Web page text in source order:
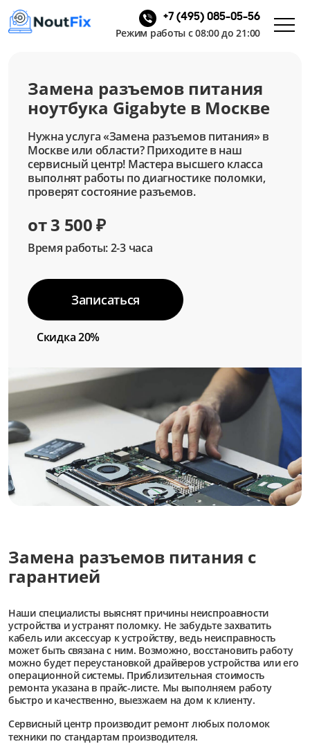
+7 (495) 085-05-56
Режим работы с 08:00 до 21:00
Замена разъемов питания
ноутбука Gigabyte в Москве
Нужна услуга «Замена разъемов питания» в
Москве или области? Приходите в наш
сервисный центр! Мастера высшего класса
выполнят работы по диагностике поломки,
проверят состояние разъемов.
от 3 500 ₽
Время работы: 2-3 часа
Записаться
Скидка 20%
Замена разъемов питания с
гарантией
Наши специалисты выяснят причины неиспроавности
устройства и устранят поломку. Не забудьте захватить
кабель или аксессуар к устройству, ведь неисправность
может быть связана с ним. Возможно, восстановить работу
можно будет переустановкой драйверов устройства или его
операционной системы. Приблизительная стоимость
ремонта указана в прайс-листе. Мы выполняем работу
быстро и качественно, выезжаем на дом к клиенту.
Сервисный центр производит ремонт любых поломок
техники по стандартам производителя.